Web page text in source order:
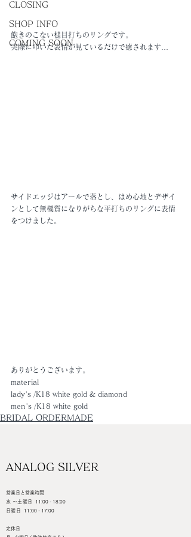
CLOSING
SHOP INFO
COMING SOON
飽きのこない槌目打ちのリングです。
実際に叩いた表情が見ているだけで癒されます…
サイドエッジはアールで落とし、はめ心地とデザイ
ンとして無機質になりがちな平打ちのリングに表情
をつけました。
ありがとうございます。
material
lady's /K18 white gold & diamond
men's /K18 white gold
BRIDAL ORDERMADE
ANALOG SILVER
営業日と営業時間
水 ～土曜日 11:00 - 18:00
日曜日
11:00 - 17:00
定休日